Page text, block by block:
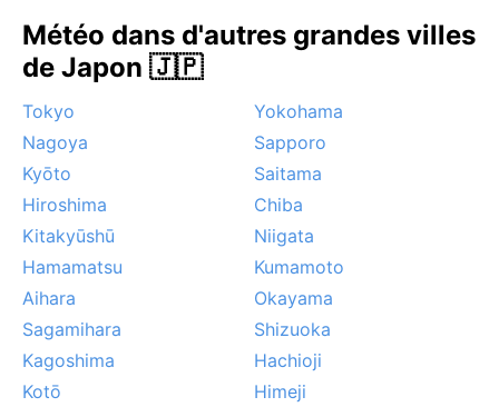
Météo dans d'autres grandes villes
de Japon 🇯🇵
Tokyo
Yokohama
Nagoya
Sapporo
Kyōto
Saitama
Hiroshima
Chiba
Kitakyūshū
Niigata
Hamamatsu
Kumamoto
Aihara
Okayama
Sagamihara
Shizuoka
Kagoshima
Hachioji
Kotō
Himeji